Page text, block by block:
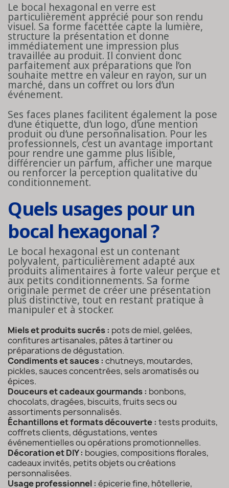
Le bocal hexagonal en verre est
particulièrement apprécié pour son rendu
visuel. Sa forme facettée capte la lumière,
structure la présentation et donne
immédiatement une impression plus
travaillée au produit. Il convient donc
parfaitement aux préparations que l’on
souhaite mettre en valeur en rayon, sur un
marché, dans un coffret ou lors d’un
événement.
Ses faces planes facilitent également la pose
d’une étiquette, d’un logo, d’une mention
produit ou d’une personnalisation. Pour les
professionnels, c’est un avantage important
pour rendre une gamme plus lisible,
différencier un parfum, afficher une marque
ou renforcer la perception qualitative du
conditionnement.
Quels usages pour un
bocal hexagonal ?
Le bocal hexagonal est un contenant
polyvalent, particulièrement adapté aux
produits alimentaires à forte valeur perçue et
aux petits conditionnements. Sa forme
originale permet de créer une présentation
plus distinctive, tout en restant pratique à
manipuler et à stocker.
Miels et produits sucrés : pots de miel, gelées,
confitures artisanales, pâtes à tartiner ou
préparations de dégustation.
Condiments et sauces : chutneys, moutardes,
pickles, sauces concentrées, sels aromatisés ou
épices.
Douceurs et cadeaux gourmands : bonbons,
chocolats, dragées, biscuits, fruits secs ou
assortiments personnalisés.
Échantillons et formats découverte : tests produits,
coffrets clients, dégustations, ventes
événementielles ou opérations promotionnelles.
Décoration et DIY : bougies, compositions florales,
cadeaux invités, petits objets ou créations
personnalisées.
Usage professionnel : épicerie fine, hôtellerie,